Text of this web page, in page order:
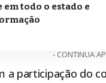
todo o estado e
- CONTINUA
a participação do